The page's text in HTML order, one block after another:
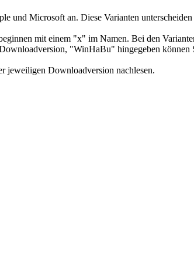
und Microsoft an. Diese Varianten
mit einem "x" im Namen. Bei den
"WinHaBu" hingegeben können
jeweiligen Downloadversion nachlesen.